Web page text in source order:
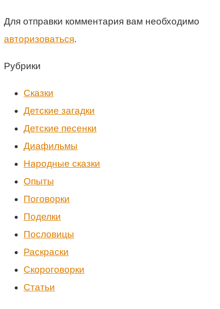
Для отправки комментария вам необходимо
авторизоваться.
Рубрики
Cказки
Детские загадки
Детские песенки
Диафильмы
Народные сказки
Опыты
Поговорки
Поделки
Пословицы
Раскраски
Скороговорки
Статьи